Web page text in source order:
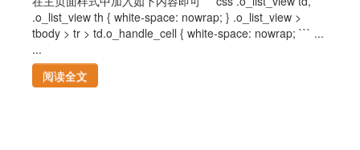
.o_list_view th { white-space: nowrap; } .o_list_view >
tbody > tr > td.o_handle_cell { white-space: nowrap; ``` ...
...
阅读全文